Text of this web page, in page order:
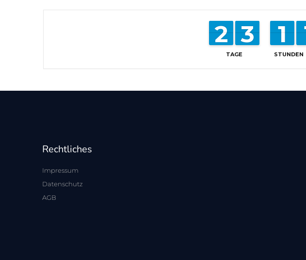
TAGE
1
1
2
2 2
2
3
3
STUNDEN
1
1
1
1
Rechtliches
Impressum
Datenschutz
AGB